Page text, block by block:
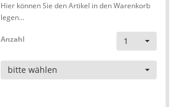
Hier können Sie den Artikel in den Warenkorb
legen...
Anzahl 1
Artikel
bitte wählen